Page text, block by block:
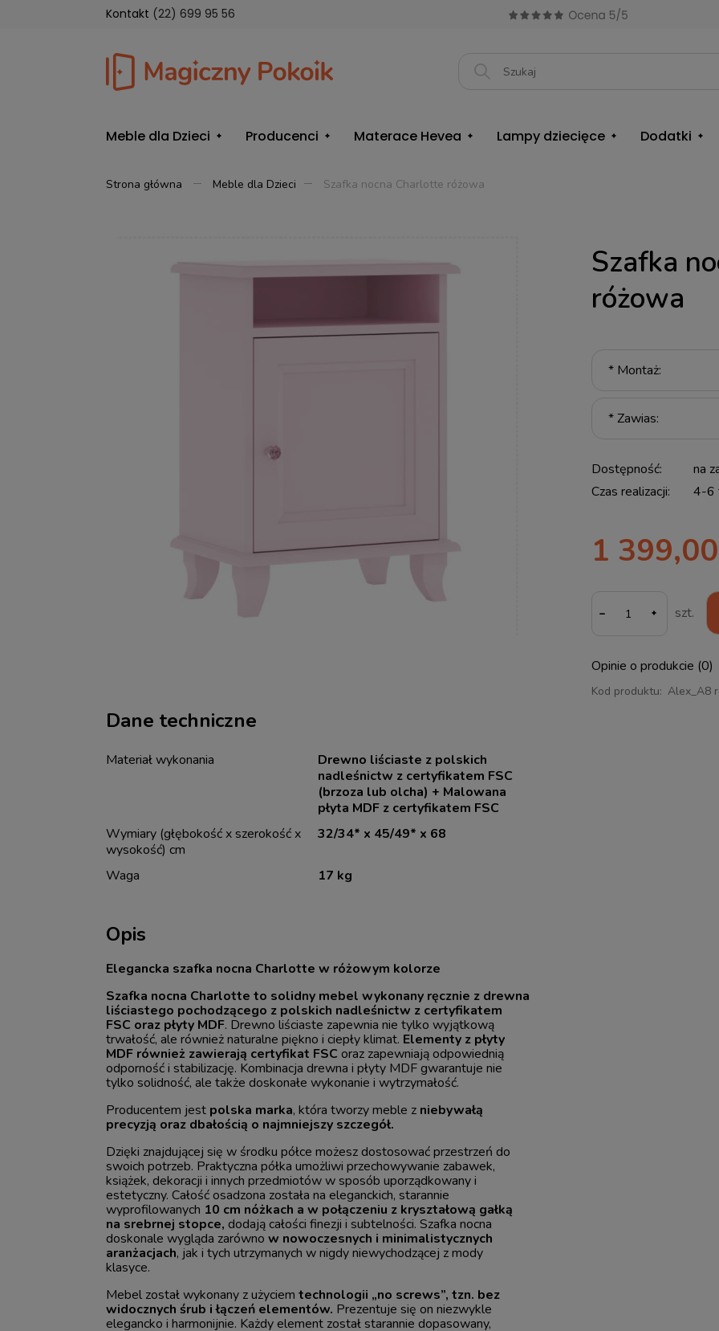
Kontakt (22) 699 95 56
Meble dla Dzieci Producenci Materace Hevea Lampy dziecięce Dodatki
Strona główna Meble dla Dzieci Szafka nocna Charlotte różowa
Opis
Elegancka szafka nocna Charlotte w różowym kolorze
Szafka nocna Charlotte to solidny mebel wykonany ręcznie z drewna
liściastego pochodzącego z polskich nadleśnictw z certyfikatem
FSC oraz płyty MDF. Drewno liściaste zapewnia nie tylko wyjątkową
trwałość, ale również naturalne piękno i ciepły klimat. Elementy z płyty
MDF również zawierają certyfikat FSC oraz zapewniają odpowiednią
odporność i stabilizację. Kombinacja drewna i płyty MDF gwarantuje nie
tylko solidność, ale także doskonałe wykonanie i wytrzymałość.
Producentem jest polska marka, która tworzy meble z niebywałą
precyzją oraz dbałością o najmniejszy szczegół.
Dzięki znajdującej się w środku półce możesz dostosować przestrzeń do
swoich potrzeb. Praktyczna półka umożliwi przechowywanie zabawek,
książek, dekoracji i innych przedmiotów w sposób uporządkowany i
estetyczny. Całość osadzona została na eleganckich, starannie
wyprofilowanych 10 cm nóżkach a w połączeniu z kryształową gałką
na srebrnej stopce,dodają całości finezji i subtelności. Szafka nocna
doskonale wygląda zarównow nowoczesnych i minimalistycznych
aranżacjach, jak i tych utrzymanych w nigdy niewychodzącej z mody
klasyce.
Mebel został wykonany z użyciem technologii „no screws”, tzn. bez
widocznych śrub i łączeń elementów. Prezentuje się on niezwykle
elegancko i harmonijnie. Każdy element został starannie dopasowany,
Dane techniczne
Materiał wykonania
Drewno liściaste z polskich
nadleśnictw z certyfikatem FSC
(brzoza lub olcha) + Malowana
płyta MDF z certyfikatem FSC
Wymiary (głębokość x szerokość x
wysokość) cm
32/34* x 45/49* x 68
Waga 17 kg
Szafka
różowa
*Montaż:
*Zawias:
Dostępność:
na
Czas realizacji:
4-6
1
- szt.
Kod produktu: Alex_A8
Opinie o produkcie (0)